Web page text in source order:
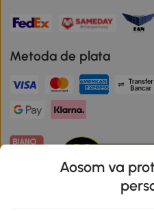
Metoda de plata
Aosom va